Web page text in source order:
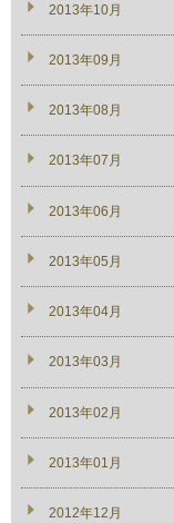
2013年10月
2013年09月
2013年08月
2013年07月
2013年06月
2013年05月
2013年04月
2013年03月
2013年02月
2013年01月
2012年12月